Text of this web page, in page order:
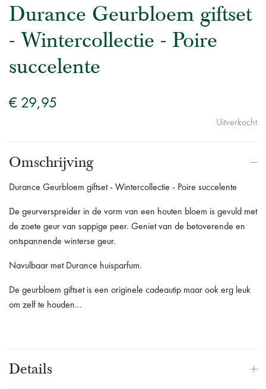
Durance Geurbloem giftset
- Wintercollectie - Poire
succelente
€ 29,95
Uitverkocht
Omschrijving
Durance Geurbloem giftset - Wintercollectie - Poire succelente
De geurverspreider in de vorm van een houten bloem is gevuld met
de zoete geur van sappige peer. Geniet van de betoverende en
ontspannende winterse geur.
Navulbaar met Durance huisparfum.
De geurbloem giftset is een originele cadeautip maar ook erg leuk
om zelf te houden...
Details